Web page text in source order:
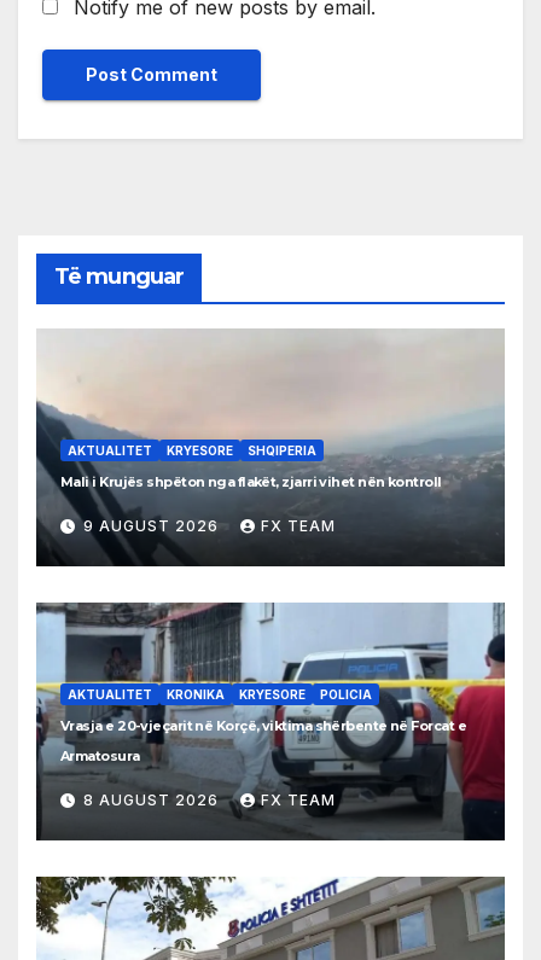
Notify me of new posts by email.
Të munguar
AKTUALITET KRYESORE SHQIPERIA
Mali i Krujës shpëton nga flakët, zjarri vihet nën kontroll
9 AUGUST 2026 FX TEAM
AKTUALITET KRONIKA KRYESORE POLICIA
Vrasja e 20-vjeçarit në Korçë, viktima shërbente në Forcat e
Armatosura
8 AUGUST 2026 FX TEAM